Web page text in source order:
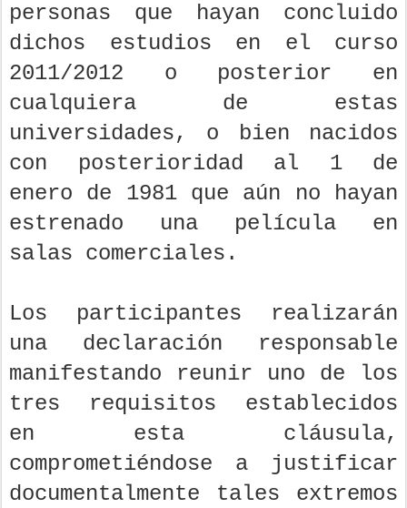
personas que hayan concluido
dichos estudios en el curso
2011/2012 o posterior en
cualquiera de estas
universidades, o bien nacidos
con posterioridad al 1 de
enero de 1981 que aún no hayan
estrenado una película en
salas comerciales.
Los participantes realizarán
una declaración responsable
manifestando reunir uno de los
tres requisitos establecidos
en esta cláusula,
comprometiéndose a justificar
documentalmente tales extremos